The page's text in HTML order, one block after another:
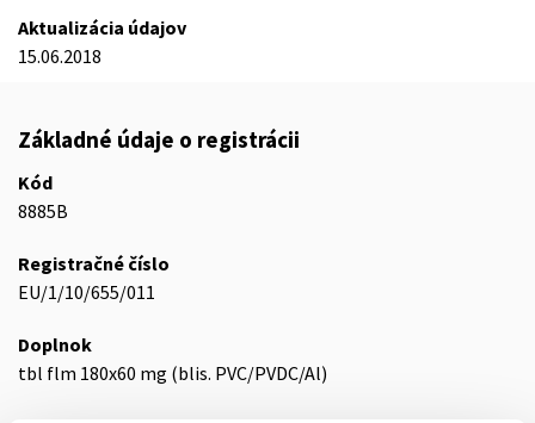
Aktualizácia údajov
15.06.2018
Základné údaje o registrácii
Kód
8885B
Registračné číslo
EU/1/10/655/011
Doplnok
tbl flm 180x60 mg (blis. PVC/PVDC/Al)